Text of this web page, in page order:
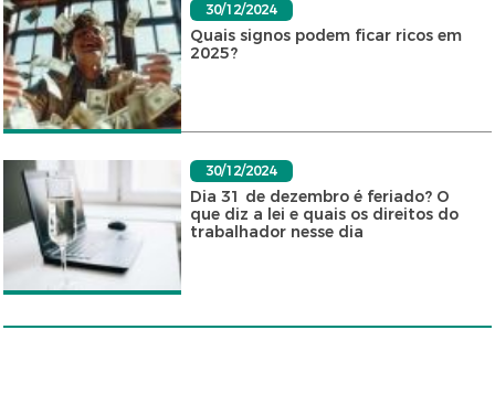
30/12/2024
Quais signos podem ficar ricos em
2025?
30/12/2024
Dia 31 de dezembro é feriado? O
que diz a lei e quais os direitos do
trabalhador nesse dia